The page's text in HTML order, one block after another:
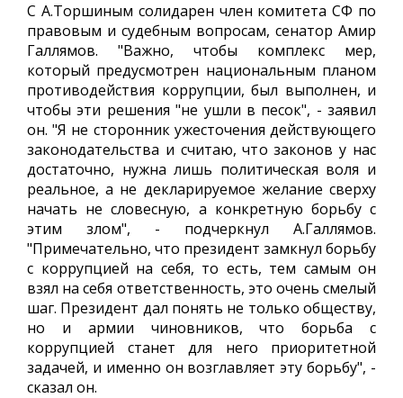
С А.Торшиным солидарен член комитета СФ по
правовым и судебным вопросам, сенатор Амир
Галлямов. "Важно, чтобы комплекс мер,
который предусмотрен национальным планом
противодействия коррупции, был выполнен, и
чтобы эти решения "не ушли в песок", - заявил
он. "Я не сторонник ужесточения действующего
законодательства и считаю, что законов у нас
достаточно, нужна лишь политическая воля и
реальное, а не декларируемое желание сверху
начать не словесную, а конкретную борьбу с
этим злом", - подчеркнул А.Галлямов.
"Примечательно, что президент замкнул борьбу
с коррупцией на себя, то есть, тем самым он
взял на себя ответственность, это очень смелый
шаг. Президент дал понять не только обществу,
но и армии чиновников, что борьба с
коррупцией станет для него приоритетной
задачей, и именно он возглавляет эту борьбу", -
сказал он.